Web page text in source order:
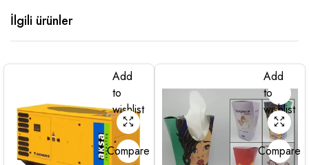
İlgili ürünler
Add
to
wishlist
Compare
Add
to
wishlist
Compare